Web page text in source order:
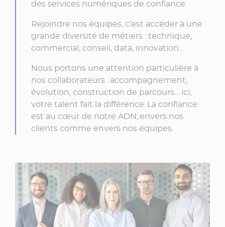
des services numériques de confiance.
Rejoindre nos équipes, c’est accéder à une
grande diversité de métiers : technique,
commercial, conseil, data, innovation…
Nous portons une attention particulière à
nos collaborateurs : accompagnement,
évolution, construction de parcours… ici,
votre talent fait la différence. La confiance
est au cœur de notre ADN, envers nos
clients comme envers nos équipes.